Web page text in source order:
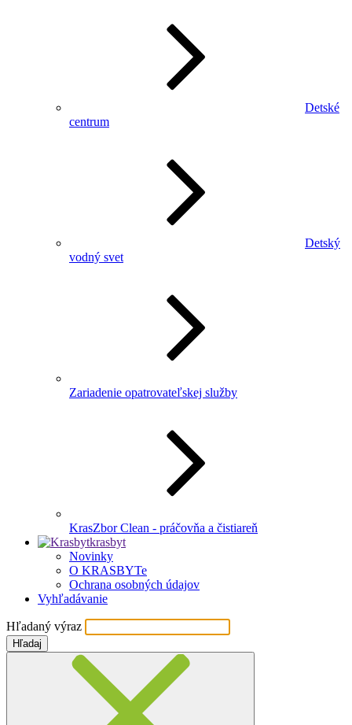
Detské
centrum
Detský
vodný svet
Zariadenie opatrovateľskej služby
KrasZbor Clean - práčovňa a čistiareň
krasbyt
Novinky
O KRASBYTe
Ochrana osobných údajov
Vyhľadávanie
Hľadaný výraz
Hľadaj